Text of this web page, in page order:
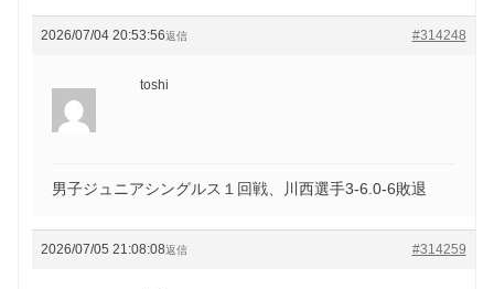
2026/07/04 20:53:56 #314248
返信
toshi
男子ジュニアシングルス１回戦、川西選手3-6.0-6敗退
2026/07/05 21:08:08 #314259
返信